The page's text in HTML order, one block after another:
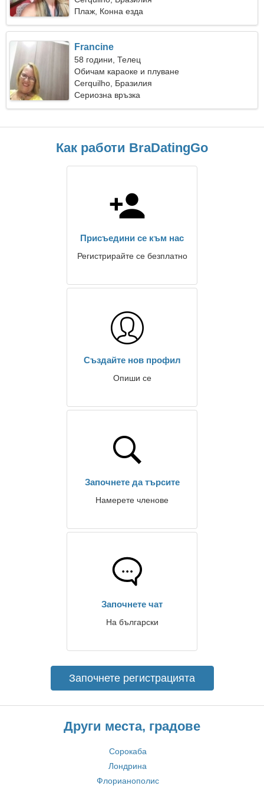
Плаж, Конна езда
Francine
58 години, Телец
Обичам караоке и плуване
Cerquilho, Бразилия
Сериозна връзка
Как работи BraDatingGo
Присъедини се към нас
Регистрирайте се безплатно
Създайте нов профил
Опиши се
Започнете да търсите
Намерете членове
Започнете чат
На български
Започнете регистрацията
Други места, градове
Сорокаба
Лондрина
Флорианополис